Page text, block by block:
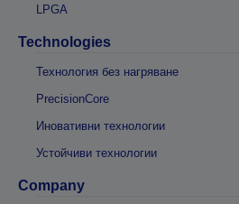
LPGA
Technologies
Технология без нагряване
PrecisionCore
Иновативни технологии
Устойчиви технологии
Company